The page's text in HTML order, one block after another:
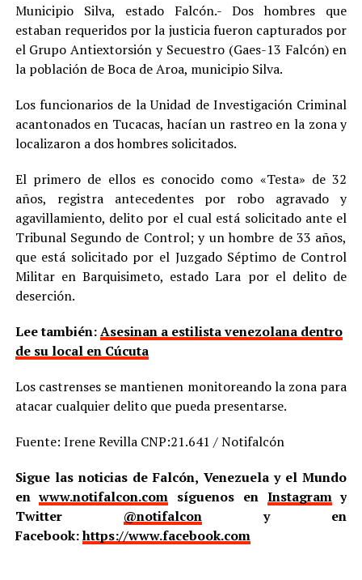
Municipio Silva, estado Falcón.- Dos hombres que
estaban requeridos por la justicia fueron capturados por
el Grupo Antiextorsión y Secuestro (Gaes-13 Falcón) en
la población de Boca de Aroa, municipio Silva.
Los funcionarios de la Unidad de Investigación Criminal
acantonados en Tucacas, hacían un rastreo en la zona y
localizaron a dos hombres solicitados.
El primero de ellos es conocido como «Testa» de 32
años, registra antecedentes por robo agravado y
agavillamiento, delito por el cual está solicitado ante el
Tribunal Segundo de Control; y un hombre de 33 años,
que está solicitado por el Juzgado Séptimo de Control
Militar en Barquisimeto, estado Lara por el delito de
deserción.
Lee también:Asesinan a estilista venezolana dentro
de su local en Cúcuta
Los castrenses se mantienen monitoreando la zona para
atacar cualquier delito que pueda presentarse.
Fuente: Irene Revilla CNP:21.641 / Notifalcón
Sigue las noticias de Falcón, Venezuela y el Mundo
enwww.notifalcon.com síguenos en Instagramy
Twitter @notifalcony en
Facebook:https://www.facebook.com